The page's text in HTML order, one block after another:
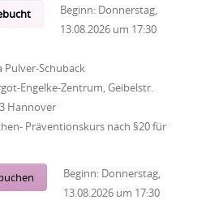
Beginn: Donnerstag,
13.08.2026 um 17:30
Pulver-Schuback
Engelke-Zentrum, Geibelstr.
Hannover
Präventionskurs nach §20 für
Beginn: Donnerstag,
13.08.2026 um 17:30